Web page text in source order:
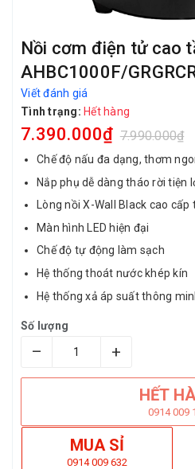
Nồi cơm điện tử cao
AHBC1000F/
Viết đánh giá
Tình trạng: Hết hàng
7.390.000₫ 7.990.000₫
Chế độ nấu đa dạng, thơm
Nắp phụ dễ dàng tháo rời tiện
Lòng nồi X-Wall Black cao
Màn hình LED hiện đại
Chế độ tự động làm sạch
Hệ thống thoát nước khép kín
Hệ thống xả áp suất thông
Số lượng
– +
HẾT
0914 009
MUA SỈ
0914 009 632